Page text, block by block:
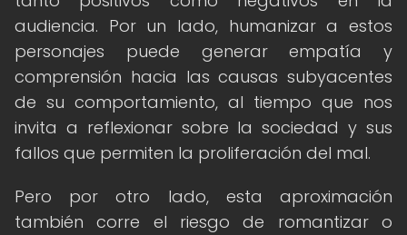
audiencia. Por un lado, humanizar a estos
personajes puede generar empatía y
comprensión hacia las causas subyacentes
de su comportamiento, al tiempo que nos
invita a reflexionar sobre la sociedad y sus
fallos que permiten la proliferación del mal.
Pero por otro lado, esta aproximación
también corre el riesgo de romantizar o